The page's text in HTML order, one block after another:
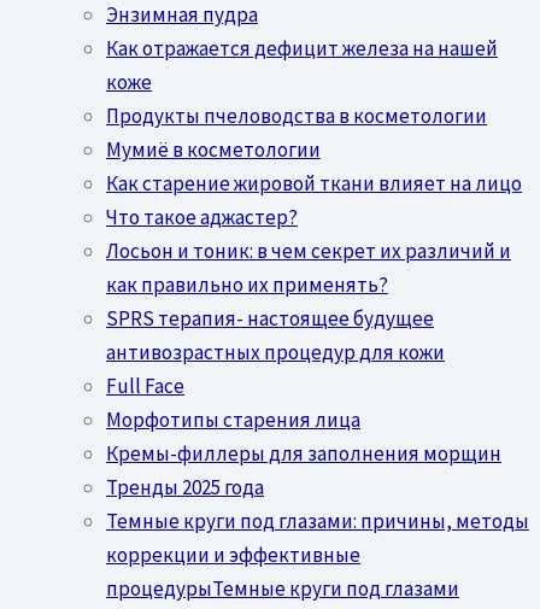
Энзимная пудра
Как отражается дефицит железа на нашей
коже
Продукты пчеловодства в косметологии
Мумиё в косметологии
Как старение жировой ткани влияет на лицо
Что такое аджастер?
Лосьон и тоник: в чем секрет их различий и
как правильно их применять?
SPRS терапия- настоящее будущее
антивозрастных процедур для кожи
Full Face
Морфотипы старения лица
Кремы-филлеры для заполнения морщин
Тренды 2025 года
Темные круги под глазами: причины, методы
коррекции и эффективные
процедурыТемные круги под глазами